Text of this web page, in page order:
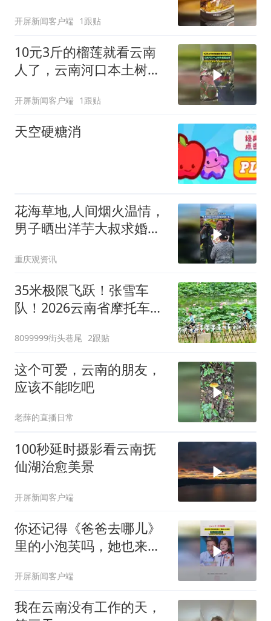
都没有吗？
开屏新闻客户端 1跟贴
10元3斤的榴莲就看云南
人了，云南河口本土树熟
开屏新闻客户端 1跟贴
天空硬糖消
花海草地,人间烟火温情，
男子晒出洋芋大叔求婚现
漫不分年龄祝幸福
重庆观资讯
35米极限飞跃！张雪车
队！2026云南省摩托车越
末燃擎开赛
8099999街头巷尾 2跟贴
这个可爱，云南的朋友，
应该不能吃吧
老薛的直播日常
100秒延时摄影看云南抚
仙湖治愈美景
开屏新闻客户端
你还记得《爸爸去哪儿》
里的小泡芙吗，她也来云
像是开空调”#云南又双叒
火了 #云南只打滇峰赛 #
美好生活在云南 #暑期云
开屏新闻客户端
我在云南没有工作的天，